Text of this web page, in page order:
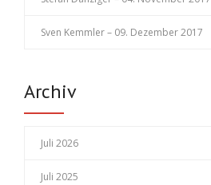
Sven Kemmler – 09. Dezember 2017
Archiv
Juli 2026
Juli 2025